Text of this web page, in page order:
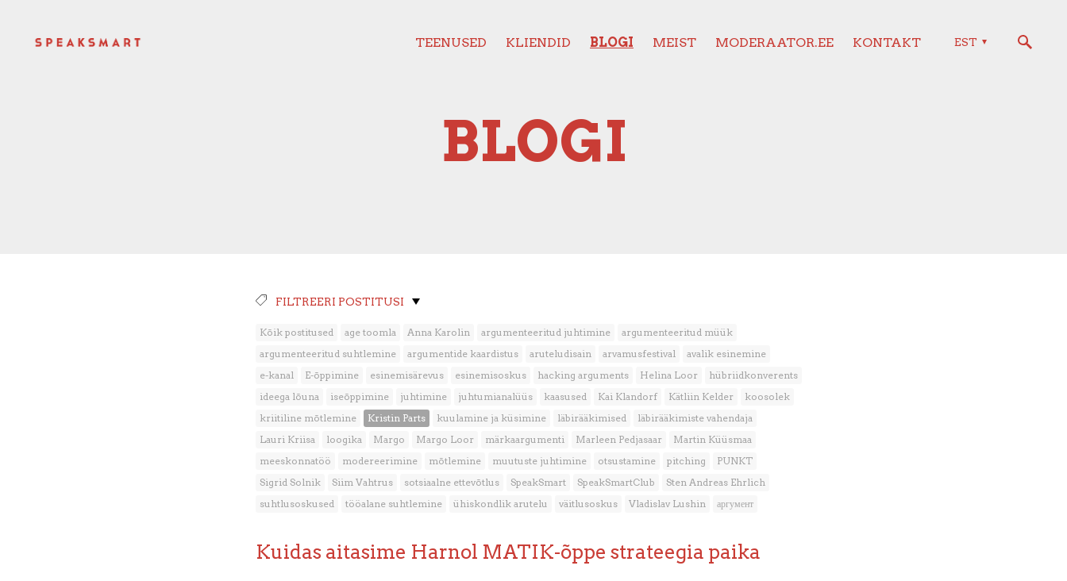
TEENUSED KLIENDID BLOGI MEIST MODERAATOR.EE KONTAKT EST
BLOGI
FILTREERI POSTITUSI
Kõik postitused age toomla Anna Karolin argumenteeritud juhtimine
argumenteeritud müük
argumenteeritud suhtlemine
argumentide kaardistus aruteludisain arvamusfestival
avalik esinemine
e-kanal
E-õppimine esinemisärevus esinemisoskus hacking arguments Helina Loor
hübriidkonverents
ideega lõuna
iseõppimine juhtimine juhtumianalüüs kaasused Kai Klandorf Kätliin Kelder
koosolek
kriitiline mõtlemine
Kristin Parts kuulamine ja küsimine läbirääkimised
läbirääkimiste vahendaja
Lauri Kriisa
loogika Margo Margo Loor märkaargumenti Marleen Pedjasaar
Martin Küüsmaa
meeskonnatöö
modereerimine mõtlemine muutuste juhtimine otsustamine pitching
PUNKT
Sigrid Solnik
Siim Vahtrus sotsiaalne ettevõtlus SpeakSmart SpeakSmartClub
Sten Andreas Ehrlich
suhtlusoskused
tööalane suhtlemine ühiskondlik arutelu väitlusoskus Vladislav Lushin аргумент
Kuidas aitasime Harnol MATIK-õppe strateegia paika